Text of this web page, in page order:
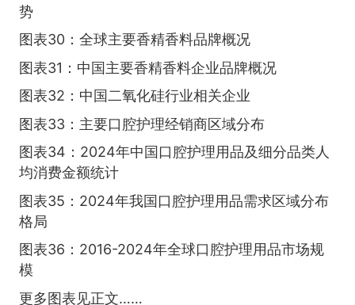
势
图表30：全球主要香精香料品牌概况
图表31：中国主要香精香料企业品牌概况
图表32：中国二氧化硅行业相关企业
图表33：主要口腔护理经销商区域分布
图表34：2024年中国口腔护理用品及细分品类人
均消费金额统计
图表35：2024年我国口腔护理用品需求区域分布
格局
图表36：2016-2024年全球口腔护理用品市场规
模
更多图表见正文……